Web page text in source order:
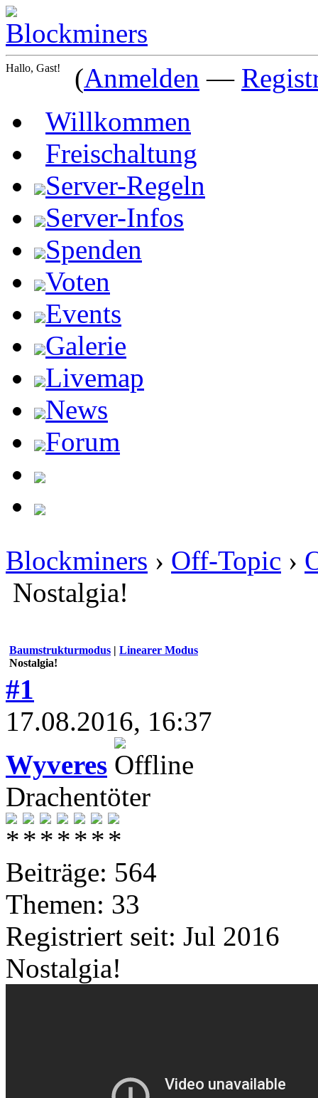
Hallo, Gast! (Anmelden —
Willkommen
Freischaltung
Server-Regeln
Server-Infos
Spenden
Voten
Events
Galerie
Livemap
News
Forum
Blockminers › Off-Topic ›
Nostalgia!
Baumstrukturmodus | Linearer Modus
Nostalgia!
#1
17.08.2016, 16:37
Wyveres
Drachentöter
Beiträge: 564
Themen: 33
Registriert seit: Jul 2016
Nostalgia!